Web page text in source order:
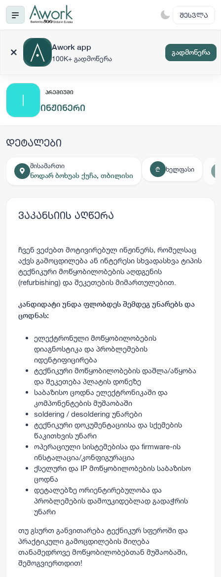
ᲨᲔᲡᲕᲚᲐ
Awork app
100K+ გადმოწერა
გადმოწერა
ᲞᲠᲔᲛᲘᲣᲛᲘ
ინჟინერი
დეტალები
მისამართი
ნოდარ ბოხუას ქუჩა, თბილისი
₾ ხელფასი
ვაკანსიის აღწერა
ჩვენ ვეძებთ მოტივირებულ ინჟინერს, რომელსაც
აქვს გამოცდილება ან ინტერესი სხვადასხვა ტიპის
ტექნიკური მოწყობილობების აღდგენის
(refurbishing) და შეკეთების მიმართულებით.
კანდიდატი უნდა ფლობდეს შემდეგ უნარებს და
ცოდნას:
ელექტრონული მოწყობილობების
დიაგნოსტიკა და პრობლემების
იდენტიფიცირება
ტექნიკური მოწყობილობების დაშლა/აწყობა
და შეკეთება პლატის დონეზე
საბაზისო ცოდნა ელექტრონიკაში და
კომპონენტების მუშაობაში
soldering / desoldering უნარები
ტექნიკური დოკუმენტაციისა და სქემების
წაკითხვის უნარი
ოპერაციული სისტემებისა და firmware-ის
ინსტალაცია/კონფიგურაცია
ქსელური და IP მოწყობილობების საბაზისო
ცოდნა
დეტალებზე ორიენტირებულობა და
პრობლემების დამოუკიდებლად გადაჭრის
უნარი
თუ გსურთ განვითარება ტექნიკურ სფეროში და
პრაქტიკული გამოცდილების მიღება
თანამედროვე მოწყობილობებთან მუშაობაში,
შემოგვიერთდით!